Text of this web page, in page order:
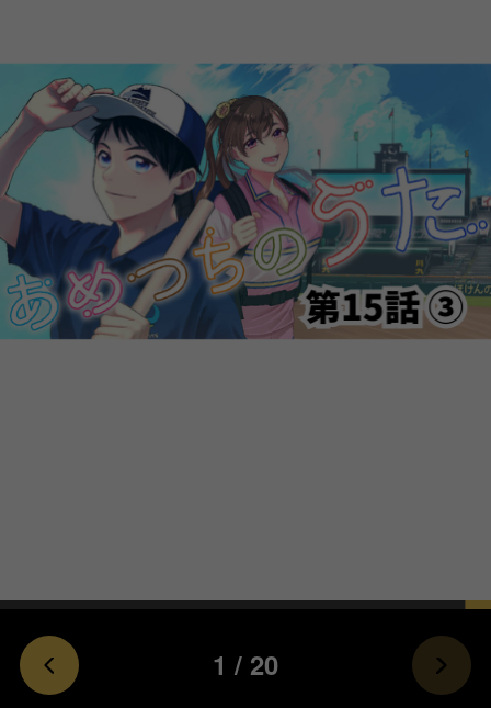
1 / 20